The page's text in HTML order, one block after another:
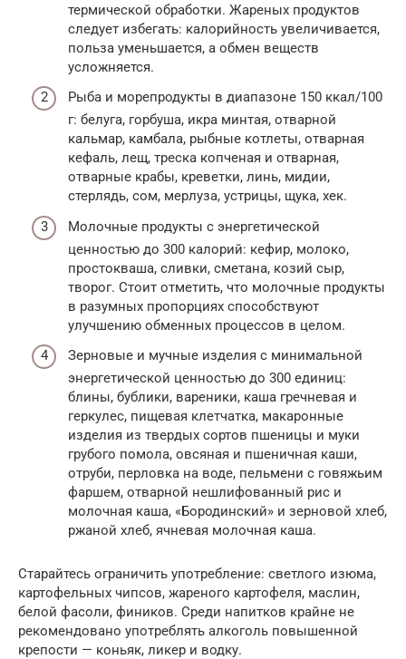
термической обработки. Жареных продуктов
следует избегать: калорийность увеличивается,
польза уменьшается, а обмен веществ
усложняется.
Рыба и морепродукты в диапазоне 150 ккал/100
г: белуга, горбуша, икра минтая, отварной
кальмар, камбала, рыбные котлеты, отварная
кефаль, лещ, треска копченая и отварная,
отварные крабы, креветки, линь, мидии,
стерлядь, сом, мерлуза, устрицы, щука, хек.
Молочные продукты с энергетической
ценностью до 300 калорий: кефир, молоко,
простокваша, сливки, сметана, козий сыр,
творог. Стоит отметить, что молочные продукты
в разумных пропорциях способствуют
улучшению обменных процессов в целом.
Зерновые и мучные изделия с минимальной
энергетической ценностью до 300 единиц:
блины, бублики, вареники, каша гречневая и
геркулес, пищевая клетчатка, макаронные
изделия из твердых сортов пшеницы и муки
грубого помола, овсяная и пшеничная каши,
отруби, перловка на воде, пельмени с говяжьим
фаршем, отварной нешлифованный рис и
молочная каша, «Бородинский» и зерновой хлеб,
ржаной хлеб, ячневая молочная каша.
Старайтесь ограничить употребление: светлого изюма,
картофельных чипсов, жареного картофеля, маслин,
белой фасоли, фиников. Среди напитков крайне не
рекомендовано употреблять алкоголь повышенной
крепости — коньяк, ликер и водку.